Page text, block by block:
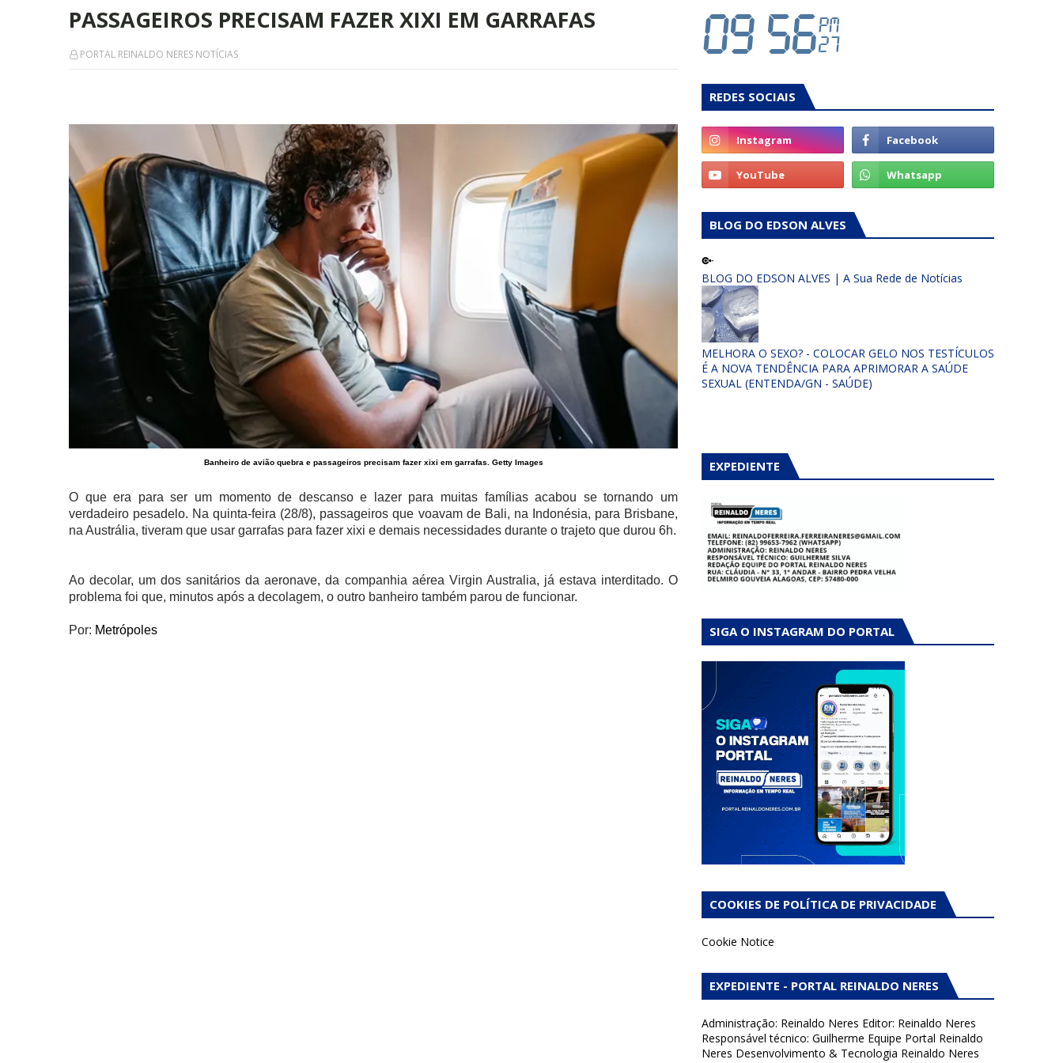
PASSAGEIROS PRECISAM FAZER XIXI EM GARRAFAS
PORTAL REINALDO NERES NOTÍCIAS
Banheiro de avião quebra e passageiros precisam fazer xixi em garrafas. Getty Images
O que era para ser um momento de descanso e lazer para muitas famílias acabou se tornando um
verdadeiro pesadelo. Na quinta-feira (28/8), passageiros que voavam de Bali, na Indonésia, para Brisbane,
na Austrália, tiveram que usar garrafas para fazer xixi e demais necessidades durante o trajeto que durou 6h.
Ao decolar, um dos sanitários da aeronave, da companhia aérea Virgin Australia, já estava interditado. O
problema foi que, minutos após a decolagem, o outro banheiro também parou de funcionar.
Por: Metrópoles
REDES SOCIAIS
BLOG DO EDSON ALVES
BLOG DO EDSON ALVES | A Sua Rede de Notícias
MELHORA O SEXO? - COLOCAR GELO NOS TESTÍCULOS
É A NOVA TENDÊNCIA PARA APRIMORAR A SAÚDE
SEXUAL (ENTENDA/GN - SAÚDE)
EXPEDIENTE
SIGA O INSTAGRAM DO PORTAL
COOKIES DE POLÍTICA DE PRIVACIDADE
Cookie Notice
EXPEDIENTE - PORTAL REINALDO NERES
Administração: Reinaldo Neres Editor: Reinaldo Neres
Responsável técnico: Guilherme Equipe Portal Reinaldo
Neres Desenvolvimento & Tecnologia Reinaldo Neres